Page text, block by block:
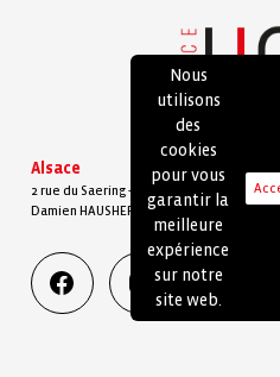
Alsace
2 rue du Saering - 68500 GUEBWILLER
Damien HAUSHERR : 06 10 81 09 23
FacebookInstagramLinkedin
Nous
utilisons
des
cookies
pour vous
garantir la
meilleure
expérience
sur notre
site web.